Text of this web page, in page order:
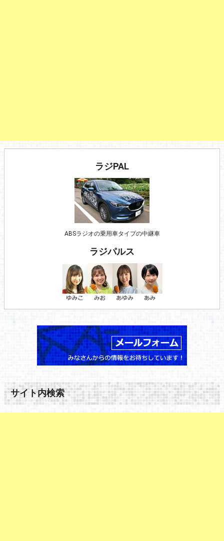
ラジPAL
ABSラジオの乗用車タイプの中継車
ラジパルス
サイト内検索